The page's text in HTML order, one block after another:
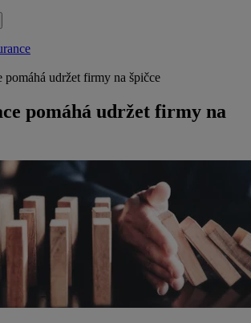
pomáhá udržet firmy na špičce
pomáhá udržet firmy na